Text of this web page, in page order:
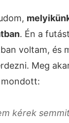
. Én a
voltam, és
Meg
kérek